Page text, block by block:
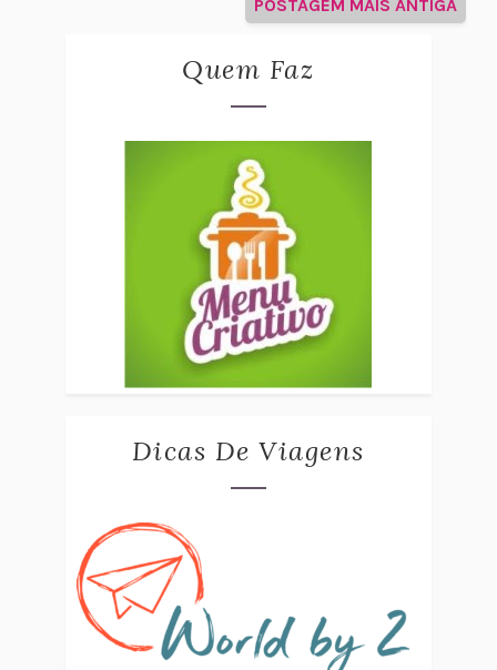
POSTAGEM MAIS ANTIGA
Quem Faz
Dicas De Viagens